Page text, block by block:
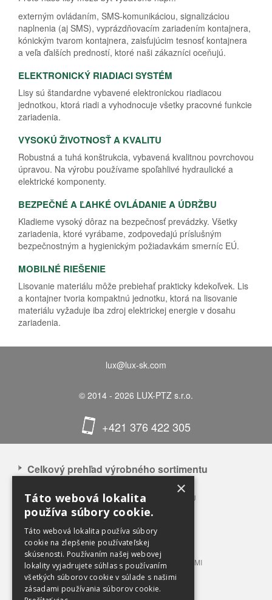
externým ovládaním, SMS-komunikáciou, signalizáciou
naplnenia (aj SMS), vyprázdňovacím zariadením kontajnera,
kónickým tvarom kontajnera, zaisťujúcim tesnosť kontajnera
a veľa ďalších predností, ktoré naši zákazníci oceňujú.
ELEKTRONICKÝ RIADIACI SYSTÉM
Lisy sú štandardne vybavené elektronickou riadiacou
jednotkou, ktorá riadi a vyhodnocuje všetky pracovné funkcie
zariadenia.
VYSOKÚ ŽIVOTNOSŤ A KVALITU
Robustná a tuhá konštrukcia, vybavená kvalitnou povrchovou
úpravou. Na výrobu používame spoľahlivé hydraulické a
elektrické komponenty.
BEZPEČNÉ A ĽAHKÉ OVLÁDANIE A ÚDRŽBU
Kladieme vysoký dôraz na bezpečnosť prevádzky. Všetky
zariadenia, ktoré vyrábame, zodpovedajú príslušným
bezpečnostným a hygienickým požiadavkám smerníc EÚ.
MOBILNÉ RIEŠENIE
Lisovanie materiálu môže prebiehať prakticky kdekoľvek. Lis
a kontajner tvoria kompaktnú jednotku, ktorá na lisovanie
materiálu vyžaduje iba zdroj elektrickej energie v dosahu
zariadenia.
lux@lux-sk.com
© 2014 - 2026 LUX-PTZ s.r.o.
+421 376 422 305
Celkový prehľad výrobného sortimentu
CELKOVÝ PREHĽAD VÝROBNÉHO SORTIMENTU
BALÍKOVACIE LISY 3 – 12 T TLAKU
LISOVACIE KONTAJNERY
STACIONÁRNE LISY S PRÍPOJNÝMI KONTAJNERMI
TRIEDIACE LINKY
PRÍSLUŠENSTVO A VYBAVENIE
×
Táto webová lokalita
používa súbory cookie.
Táto webová lokalita používa súbory
cookie na zlepšenie používateľskej
skúsenosti. Používaním našej webovej
lokality vyjadrujete súhlas s používaním
všetkých súborov cookie v súlade s našimi
zásadami používania súborov cookie.